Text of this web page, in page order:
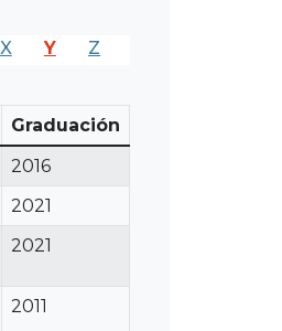
X Y Z
Graduación
2016
2021
2021
2011